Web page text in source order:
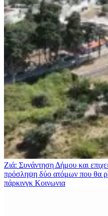
Ζιά: Συνάντηση Δήμου και
πρόσληψη δύο ατόμων που θα
πάρκινγκ Κοινωνια